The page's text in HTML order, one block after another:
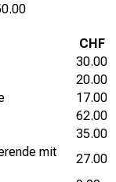
CHF
30.00
20.00
17.00
62.00
35.00
mit
27.00